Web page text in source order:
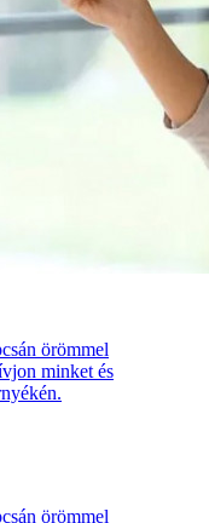
örömmel
minket és
örömmel